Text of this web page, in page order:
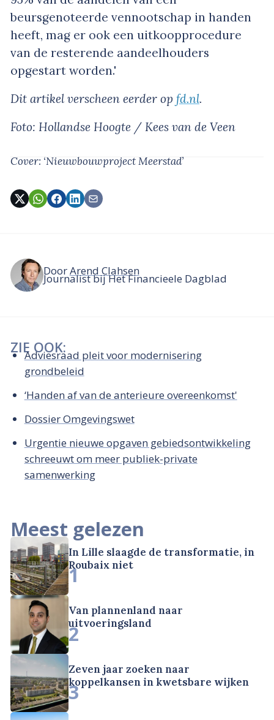
beursgenoteerde vennootschap in handen
heeft, mag er ook een uitkoopprocedure
van de resterende aandeelhouders
opgestart worden.'
Dit artikel verscheen eerder op fd.nl.
Foto: Hollandse Hoogte / Kees van de Veen
Cover: ‘Nieuwbouwproject Meerstad’
DoorArend Clahsen
Journalist bij Het Financieele Dagblad
ZIE OOK:
Adviesraad pleit voor modernisering
grondbeleid
‘Handen af van de anterieure overeenkomst'
Dossier Omgevingswet
Urgentie nieuwe opgaven gebiedsontwikkeling
schreeuwt om meer publiek-private
samenwerking
Meest gelezen
In Lille slaagde de transformatie, in
Roubaix niet
1
Van plannenland naar
uitvoeringsland
2
Zeven jaar zoeken naar
koppelkansen in kwetsbare wijken
3